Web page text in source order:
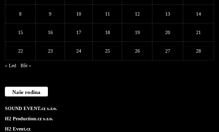
8 9 10 11 12 13 14
15 16 17 18 19 20 21
22 23 24 25 26 27 28
« Led Bře »
Naše rodina
SOUND EVENT.cz s.r.o.
H2 Production.cz s.r.o.
H2 Event.cz